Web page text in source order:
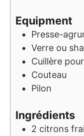
Equipment
Presse-
Verre ou
Cuillère
Couteau
Pilon
Ingrédients
2 citrons